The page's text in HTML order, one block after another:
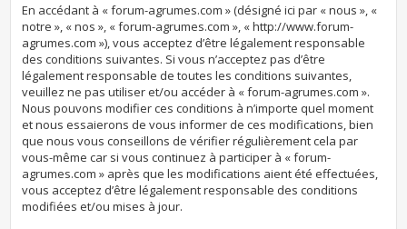
En accédant à « forum-agrumes.com » (désigné ici par « nous », «
notre », « nos », « forum-agrumes.com », « http://www.forum-
agrumes.com »), vous acceptez d’être légalement responsable
des conditions suivantes. Si vous n’acceptez pas d’être
légalement responsable de toutes les conditions suivantes,
veuillez ne pas utiliser et/ou accéder à « forum-agrumes.com ».
Nous pouvons modifier ces conditions à n’importe quel moment
et nous essaierons de vous informer de ces modifications, bien
que nous vous conseillons de vérifier régulièrement cela par
vous-même car si vous continuez à participer à « forum-
agrumes.com » après que les modifications aient été effectuées,
vous acceptez d’être légalement responsable des conditions
modifiées et/ou mises à jour.